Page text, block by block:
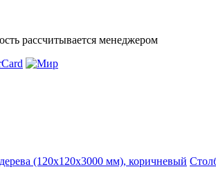
рассчитывается менеджером